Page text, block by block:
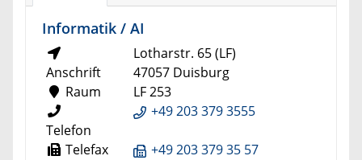
Informatik / AI
Anschrift
Lotharstr. 65 (LF)
47057 Duisburg
Raum
LF 253
Telefon
+49 203 379 3555
Telefax
+49 203 379 35 57